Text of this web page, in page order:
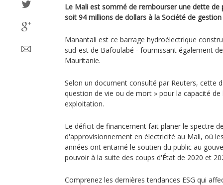
Le Mali est sommé de rembourser une dette de
soit 94 millions de dollars à la Société de
Manantali est ce barrage hydroélectrique
sud-est de Bafoulabé - fournissant également
Mauritanie.
Selon un document consulté par Reuters, cette
question de vie ou de mort » pour la capacité
exploitation.
Le déficit de financement fait planer le spectre
d'approvisionnement en électricité au Mali, où
années ont entamé le soutien du public au
pouvoir à la suite des coups d'État de 2020 et
Comprenez les dernières tendances ESG qui